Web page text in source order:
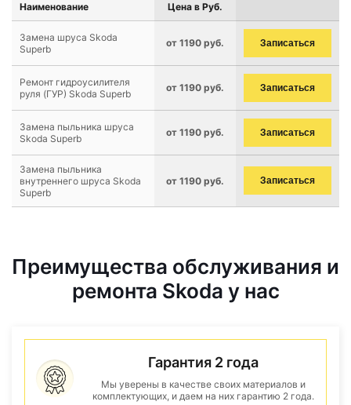
Наименование Цена в Руб.
Замена шруса Skoda
Superb
от 1190 руб. Записаться
Ремонт гидроусилителя
руля (ГУР) Skoda Superb
от 1190 руб. Записаться
Замена пыльника шруса
Skoda Superb
от 1190 руб. Записаться
Замена пыльника
внутреннего шруса Skoda
Superb
от 1190 руб. Записаться
Преимущества обслуживания и
ремонта Skoda у нас
Гарантия 2 года
Мы уверены в качестве своих материалов и
комплектующих, и даем на них гарантию 2 года.